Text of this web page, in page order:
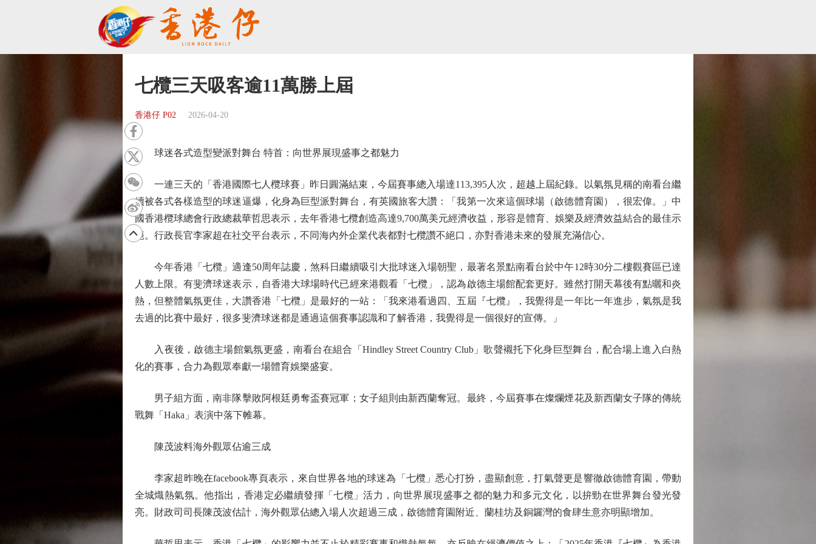
七欖三天吸客逾11萬勝上屆
香港仔 P02 2026-04-20
球迷各式造型變派對舞台 特首：向世界展現盛事之都魅力
一連三天的「香港國際七人欖球賽」昨日圓滿結束，今屆賽事總入場達113,395人次，超越上屆紀錄。以氣氛見稱的南看台繼
續被各式各樣造型的球迷逼爆，化身為巨型派對舞台，有英國旅客大讚：「我第一次來這個球場（啟德體育園），很宏偉。」中
國香港欖球總會行政總裁華哲思表示，去年香港七欖創造高達9,700萬美元經濟收益，形容是體育、娛樂及經濟效益結合的最佳示
範。行政長官李家超在社交平台表示，不同海內外企業代表都對七欖讚不絕口，亦對香港未來的發展充滿信心。
今年香港「七欖」適逢50周年誌慶，煞科日繼續吸引大批球迷入場朝聖，最著名景點南看台於中午12時30分二樓觀賽區已達
人數上限。有斐濟球迷表示，自香港大球場時代已經來港觀看「七欖」，認為啟德主場館配套更好。雖然打開天幕後有點曬和炎
熱，但整體氣氛更佳，大讚香港「七欖」是最好的一站：「我來港看過四、五屆『七欖』，我覺得是一年比一年進步，氣氛是我
去過的比賽中最好，很多斐濟球迷都是通過這個賽事認識和了解香港，我覺得是一個很好的宣傳。」
入夜後，啟德主場館氣氛更盛，南看台在組合「Hindley Street Country Club」歌聲襯托下化身巨型舞台，配合場上進入白熱
化的賽事，合力為觀眾奉獻一場體育娛樂盛宴。
男子組方面，南非隊擊敗阿根廷勇奪盃賽冠軍；女子組則由新西蘭奪冠。最終，今屆賽事在燦爛煙花及新西蘭女子隊的傳統
戰舞「Haka」表演中落下帷幕。
陳茂波料海外觀眾佔逾三成
李家超昨晚在facebook專頁表示，來自世界各地的球迷為「七欖」悉心打扮，盡顯創意，打氣聲更是響徹啟德體育園，帶動
全城熾熱氣氛。他指出，香港定必繼續發揮「七欖」活力，向世界展現盛事之都的魅力和多元文化，以拚勁在世界舞台發光發
亮。財政司司長陳茂波估計，海外觀眾佔總入場人次超過三成，啟德體育園附近、蘭桂坊及銅鑼灣的食肆生意亦明顯增加。